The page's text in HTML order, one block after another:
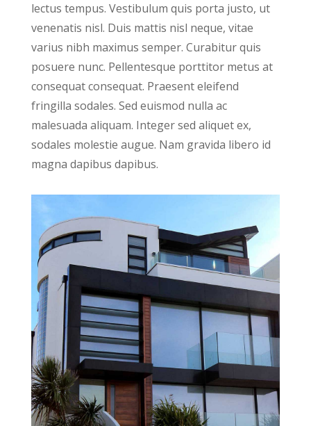
lectus tempus. Vestibulum quis porta justo, ut
venenatis nisl. Duis mattis nisl neque, vitae
varius nibh maximus semper. Curabitur quis
posuere nunc. Pellentesque porttitor metus at
consequat consequat. Praesent eleifend
fringilla sodales. Sed euismod nulla ac
malesuada aliquam. Integer sed aliquet ex,
sodales molestie augue. Nam gravida libero id
magna dapibus dapibus.